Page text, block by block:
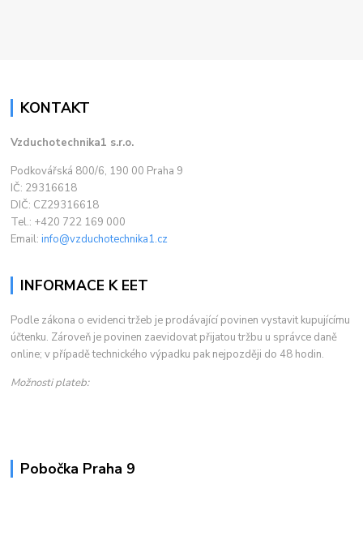
KONTAKT
Vzduchotechnika1 s.r.o.
Podkovářská 800/6, 190 00 Praha 9
IČ: 29316618
DIČ: CZ29316618
Tel.: +420 722 169 000
Email:info@vzduchotechnika1.cz
INFORMACE K EET
Podle zákona o evidenci tržeb je prodávající povinen vystavit kupujícímu
účtenku. Zároveň je povinen zaevidovat přijatou tržbu u správce daně
online; v případě technického výpadku pak nejpozději do 48 hodin.
Možnosti plateb:
Pobočka Praha 9